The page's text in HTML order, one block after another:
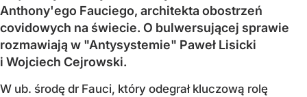
Anthony'ego Fauciego, architekta obostrzeń
covidowych na świecie. O bulwersującej sprawie
rozmawiają w "Antysystemie" Paweł Lisicki
i Wojciech Cejrowski.
W ub. środę dr Fauci, który odegrał kluczową rolę